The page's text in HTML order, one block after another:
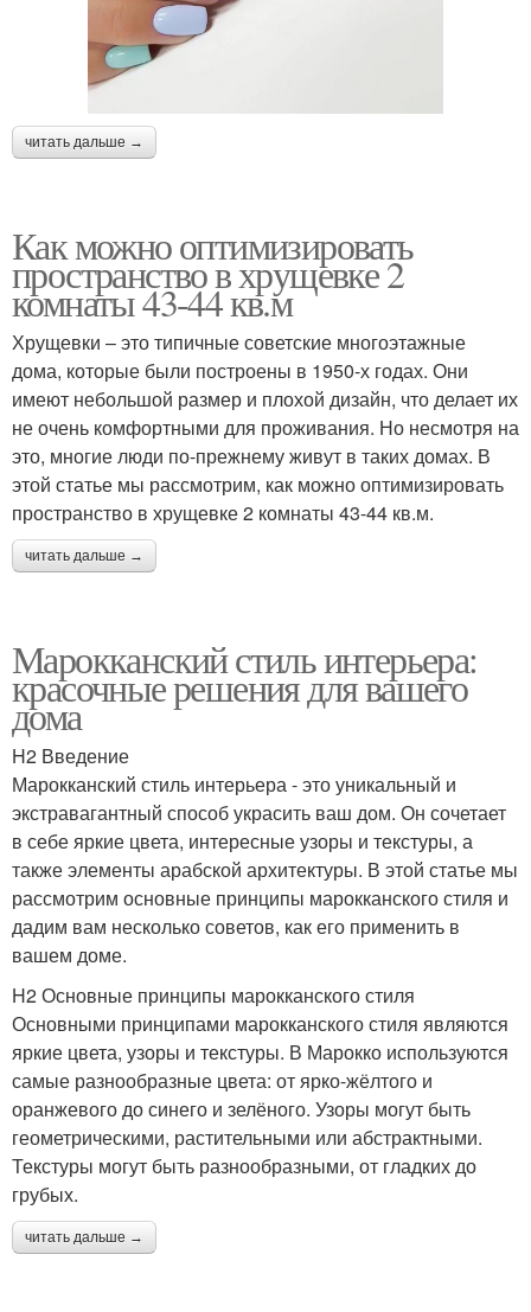
читать дальше →
Как можно оптимизировать
пространство в хрущевке 2
комнаты 43-44 кв.м
Хрущевки – это типичные советские многоэтажные
дома, которые были построены в 1950-х годах. Они
имеют небольшой размер и плохой дизайн, что делает их
не очень комфортными для проживания. Но несмотря на
это, многие люди по-прежнему живут в таких домах. В
этой статье мы рассмотрим, как можно оптимизировать
пространство в хрущевке 2 комнаты 43-44 кв.м.
читать дальше →
Марокканский стиль интерьера:
красочные решения для вашего
дома
H2 Введение
Марокканский стиль интерьера - это уникальный и
экстравагантный способ украсить ваш дом. Он сочетает
в себе яркие цвета, интересные узоры и текстуры, а
также элементы арабской архитектуры. В этой статье мы
рассмотрим основные принципы марокканского стиля и
дадим вам несколько советов, как его применить в
вашем доме.
H2 Основные принципы марокканского стиля
Основными принципами марокканского стиля являются
яркие цвета, узоры и текстуры. В Марокко используются
самые разнообразные цвета: от ярко-жёлтого и
оранжевого до синего и зелёного. Узоры могут быть
геометрическими, растительными или абстрактными.
Текстуры могут быть разнообразными, от гладких до
грубых.
читать дальше →